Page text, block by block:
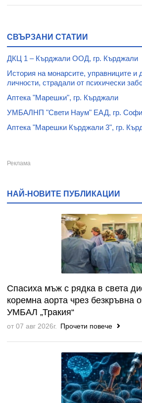
СВЪРЗАНИ СТАТИИ
ДКЦ 1 – Кърджали ООД, гр. Кърджали
История на монарсите, управниците и
личности, страдали от психически
Аптека "Марешки", гр. Кърджали
УМБАЛНП "Свети Наум" ЕАД, гр.
Аптека "Марешки Кърджали 3", гр.
НАЙ-НОВИТЕ ПУБЛИКАЦИИ
Спасиха мъж с рядка в света
коремна аорта чрез безкръвна
УМБАЛ „Тракия“
от 07 авг 2026г. Прочети повече